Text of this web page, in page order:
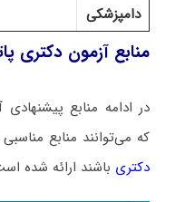
دامپزشکی
منابع آزمون دکتری
در ادامه منابع
که می‌توانند منابع
دکتری باشند ارائه شده